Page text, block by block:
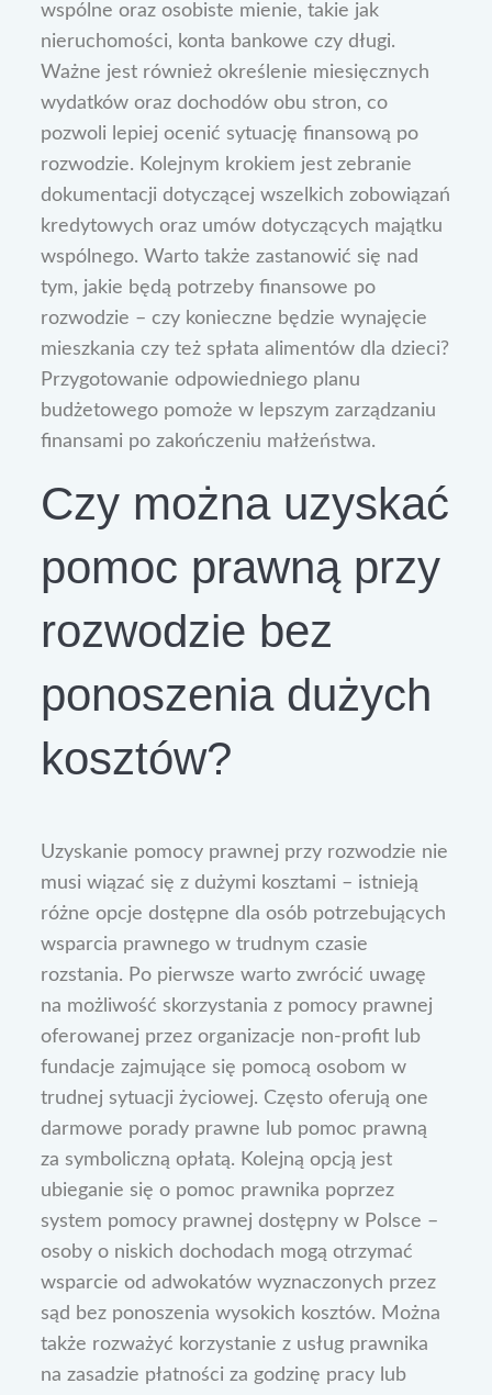
wspólne oraz osobiste mienie, takie jak
nieruchomości, konta bankowe czy długi.
Ważne jest również określenie miesięcznych
wydatków oraz dochodów obu stron, co
pozwoli lepiej ocenić sytuację finansową po
rozwodzie. Kolejnym krokiem jest zebranie
dokumentacji dotyczącej wszelkich zobowiązań
kredytowych oraz umów dotyczących majątku
wspólnego. Warto także zastanowić się nad
tym, jakie będą potrzeby finansowe po
rozwodzie – czy konieczne będzie wynajęcie
mieszkania czy też spłata alimentów dla dzieci?
Przygotowanie odpowiedniego planu
budżetowego pomoże w lepszym zarządzaniu
finansami po zakończeniu małżeństwa.
Czy można uzyskać
pomoc prawną przy
rozwodzie bez
ponoszenia dużych
kosztów?
Uzyskanie pomocy prawnej przy rozwodzie nie
musi wiązać się z dużymi kosztami – istnieją
różne opcje dostępne dla osób potrzebujących
wsparcia prawnego w trudnym czasie
rozstania. Po pierwsze warto zwrócić uwagę
na możliwość skorzystania z pomocy prawnej
oferowanej przez organizacje non-profit lub
fundacje zajmujące się pomocą osobom w
trudnej sytuacji życiowej. Często oferują one
darmowe porady prawne lub pomoc prawną
za symboliczną opłatą. Kolejną opcją jest
ubieganie się o pomoc prawnika poprzez
system pomocy prawnej dostępny w Polsce –
osoby o niskich dochodach mogą otrzymać
wsparcie od adwokatów wyznaczonych przez
sąd bez ponoszenia wysokich kosztów. Można
także rozważyć korzystanie z usług prawnika
na zasadzie płatności za godzinę pracy lub